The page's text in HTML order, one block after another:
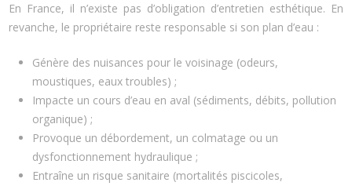
En France, il n’existe pas d’obligation d’entretien esthétique. En
revanche, le propriétaire reste responsable si son plan d’eau :
Génère des nuisances pour le voisinage (odeurs,
moustiques, eaux troubles) ;
Impacte un cours d’eau en aval (sédiments, débits, pollution
organique) ;
Provoque un débordement, un colmatage ou un
dysfonctionnement hydraulique ;
Entraîne un risque sanitaire (mortalités piscicoles,